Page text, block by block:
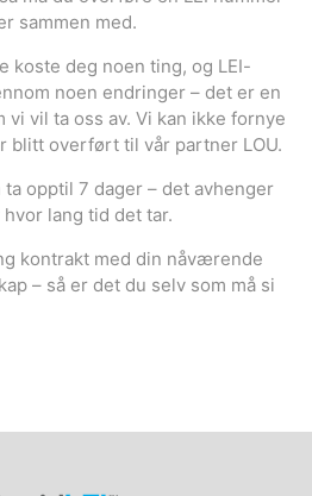
sammen med.
koste deg noen ting, og LEI-
noen endringer – det er en
vi vil ta oss av. Vi kan ikke fornye
blitt overført til vår partner LOU.
opptil 7 dager – det avhenger
lang tid det tar.
kontrakt med din nåværende
– så er det du selv som må si